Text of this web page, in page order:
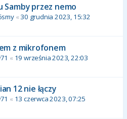
Samby przez nemo
« 30 grudnia 2023, 15:32
z mikrofonem
« 19 września 2023, 22:03
12 nie łączy
« 13 czerwca 2023, 07:25